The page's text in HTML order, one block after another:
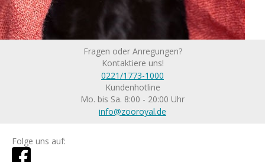
Fragen oder Anregungen?
Kontaktiere uns!
0221/1773-1000
Kundenhotline
Mo. bis Sa. 8:00 - 20:00 Uhr
info@zooroyal.de
Folge uns auf: